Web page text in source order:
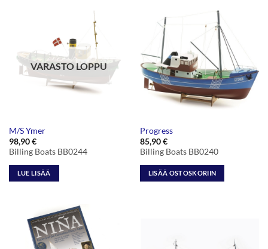
VARASTO LOPPU
M/S Ymer
98,90€
Billing Boats BB0244
LUE LISÄÄ
Progress
85,90€
Billing Boats BB0240
LISÄÄ OSTOSKORIIN